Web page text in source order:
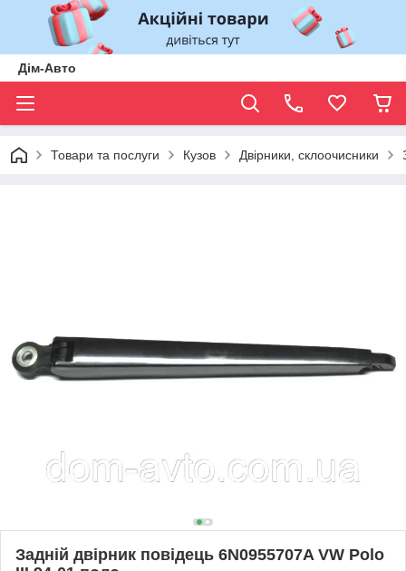
Дім-Авто
Товари та послуги Кузов Двірники, склоочисники
Задній двірник повідець 6N0955707A VW Polo